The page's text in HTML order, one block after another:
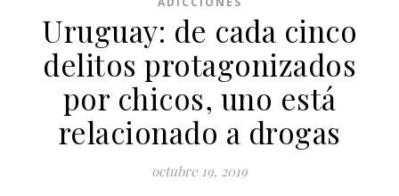
Uruguay: de cada cinco
delitos protagonizados
por chicos, uno está
relacionado a drogas
octubre 19, 2019